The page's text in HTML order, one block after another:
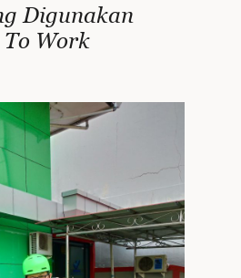
Digunakan
Work